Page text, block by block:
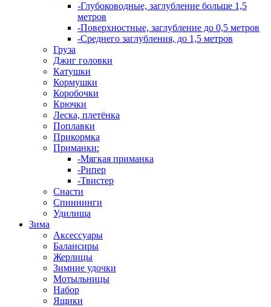
-Глубоководные, заглубление больше 1,5
метров
-Поверхностные, заглубление до 0,5 метров
-Среднего заглубления, до 1,5 метров
Груза
Джиг головки
Катушки
Кормушки
Коробочки
Крючки
Леска, плетёнка
Поплавки
Прикормка
Приманки:
-Мягкая приманка
-Рипер
-Твистер
Снасти
Спиннинги
Удилища
Зима
Аксессуары
Балансиры
Жерлицы
Зимние удочки
Мотыльницы
Набор
Ящики